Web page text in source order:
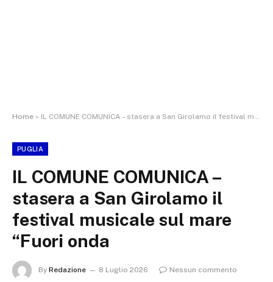
Home » IL COMUNE COMUNICA – stasera a San Girolamo il festival musicale sul mare “Fuori onda
PUGLIA
IL COMUNE COMUNICA –
stasera a San Girolamo il
festival musicale sul mare
“Fuori onda
By Redazione 8 Luglio 2026
Nessun commento